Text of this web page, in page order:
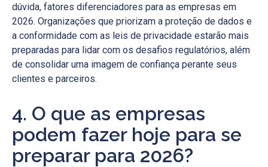
dúvida, fatores diferenciadores para as empresas em
2026. Organizações que priorizam a proteção de dados e
a conformidade com as leis de privacidade estarão mais
preparadas para lidar com os desafios regulatórios, além
de consolidar uma imagem de confiança perante seus
clientes e parceiros.
4. O que as empresas
podem fazer hoje para se
preparar para 2026?